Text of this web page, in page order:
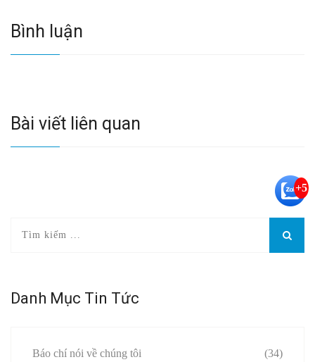
Bình luận
Bài viết liên quan
Danh Mục Tin Tức
Báo chí nói về chúng tôi (34)
+5